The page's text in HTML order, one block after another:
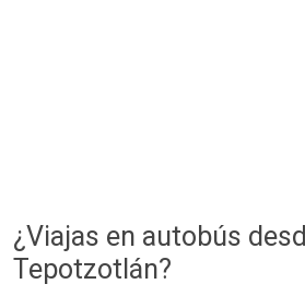
¿Viajas en autobús
Tepotzotlán?